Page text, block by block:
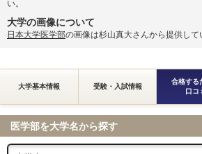
い。
大学の画像について
日本大学医学部の画像は杉山真大さんから提供して
大学基本情報 受験・入試情報
合格する
口コ
医学部を大学名から探す